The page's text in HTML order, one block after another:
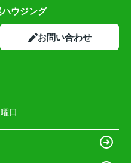
ウジング
お問い合わせ
日